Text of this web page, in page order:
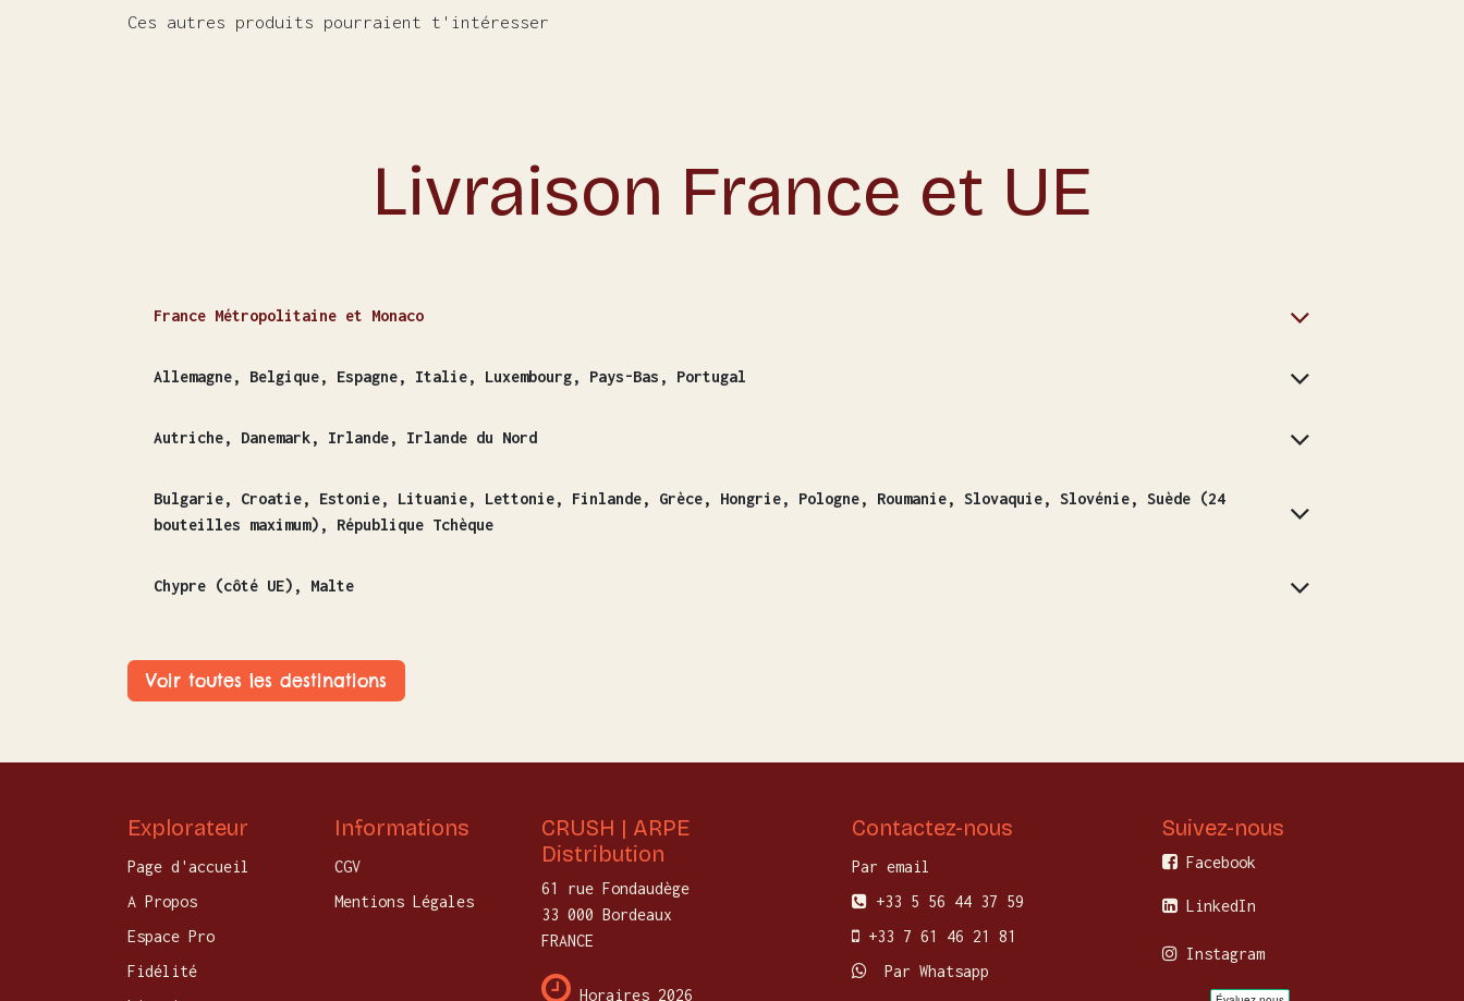
Ces autres produits pourraient t'intéresser
Livraison France et UE
France Métropolitaine et Monaco
Allemagne, Belgique, Espagne, Italie, Luxembourg, Pays-Bas, Portugal
Autriche, Danemark, Irlande, Irlande du Nord
Bulgarie, Croatie, Estonie, Lituanie, Lettonie, Finlande, Grèce, Hongrie, Pologne, Roumanie, Slovaquie, Slovénie, Suède (24
bouteilles maximum), République Tchèque
Chypre (côté UE), Malte
Voir toutes les destinations
Explorateur
Page d'accueil
A Propos
Espace Pro
Fidélité
Informations
CGV
Mentions Légales
CRUSH | ARPE
Distribution
61 rue Fondaudège
33 000 Bordeaux
FRANCE
Horaires 2026
Contactez-nous
Par email
+33 5 56 44 37 59
+33 7 61 46 21 81
Par Whatsapp
Suivez-nous
Facebook
LinkedIn
Instagram